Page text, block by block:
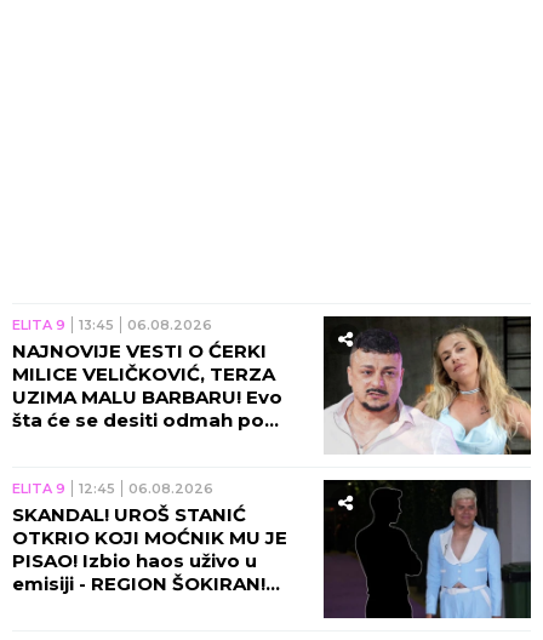
ELITA 9 13:45 06.08.2026
NAJNOVIJE VESTI O ĆERKI
MILICE VELIČKOVIĆ, TERZA
UZIMA MALU BARBARU! Evo
šta će se desiti odmah po
ELITA 9 12:45 06.08.2026
SKANDAL! UROŠ STANIĆ
OTKRIO KOJI MOĆNIK MU JE
PISAO! Izbio haos uživo u
emisiji - REGION ŠOKIRAN!